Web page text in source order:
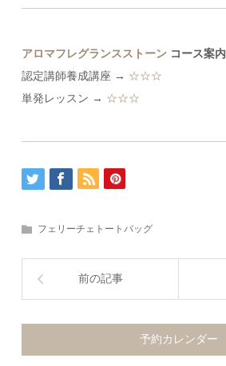
アロマフレグランスストーン コース案内
認定講師養成講座 → ☆☆☆
単発レッスン → ☆☆☆
フェリーチェトートバッグ
前の記事
予約カレンダー